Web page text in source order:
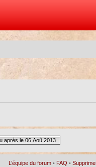
après le 06 Aoû 2013
L’équipe du forum • FAQ •